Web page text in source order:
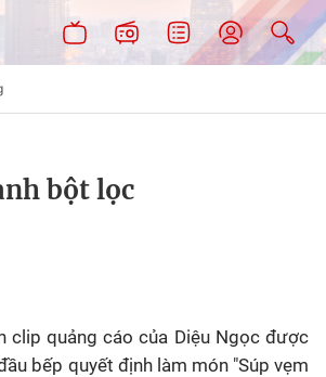
bột lọc
clip quảng cáo của Diệu Ngọc được
bếp quyết định làm món "Súp vẹm